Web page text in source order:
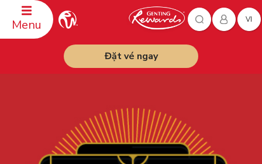
Menu VI
Đặt vé ngay